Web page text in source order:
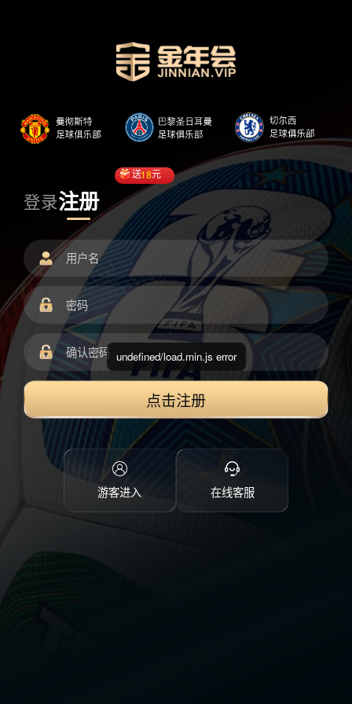
登录注册
送18元
点击注册
游客进入 在线客服
undefined/load.min.js error